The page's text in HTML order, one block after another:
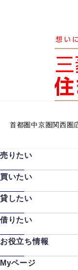
首都圏中京圏関西圏
売りたい
買いたい
貸したい
借りたい
お役立ち情報
Myページ